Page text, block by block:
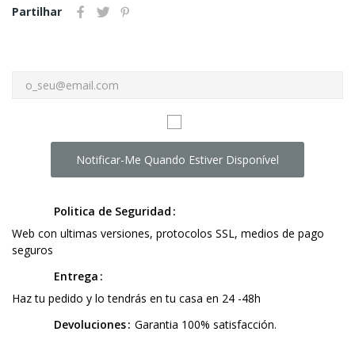
Partilhar
Notificar-Me Quando Estiver Disponível
Politica de Seguridad
Web con ultimas versiones, protocolos SSL, medios de pago
seguros
Entrega
Haz tu pedido y lo tendrás en tu casa en 24 -48h
Devoluciones Garantia 100% satisfacción.